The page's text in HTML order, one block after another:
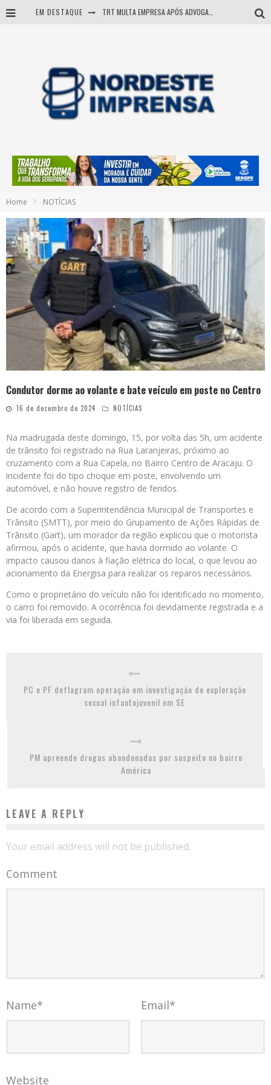
EM DESTAQUE TRT MULTA EMPRESA APÓS ADVOGADA USAR IA E INVENTAR PRECEDENTES JUDICIAIS
Mulher morre durante operação contra grupo investigado por roubo de cargas e tráfico de drogas em Sergipe
Home NOTÍCIAS
Condutor dorme ao volante e bate veículo em poste no Centro
16 de dezembro de 2024 NOTÍCIAS
Na madrugada deste domingo, 15, por volta das 5h, um acidente
de trânsito foi registrado na Rua Laranjeiras, próximo ao
cruzamento com a Rua Capela, no Bairro Centro de Aracaju. O
incidente foi do tipo choque em poste, envolvendo um
automóvel, e não houve registro de feridos.
De acordo com a Superintendência Municipal de Transportes e
Trânsito (SMTT), por meio do Grupamento de Ações Rápidas de
Trânsito (Gart), um morador da região explicou que o motorista
afirmou, após o acidente, que havia dormido ao volante. O
impacto causou danos à fiação elétrica do local, o que levou ao
acionamento da Energisa para realizar os reparos necessários.
Como o proprietário do veículo não foi identificado no momento,
o carro foi removido. A ocorrência foi devidamente registrada e a
via foi liberada em seguida.
PC e PF deflagram operação em investigação de exploração
sexual infantojuvenil em SE
PM apreende drogas abandonadas por suspeito no bairro
América
LEAVE A REPLY
Your email address will not be published.
Comment
Name* Email*
Website